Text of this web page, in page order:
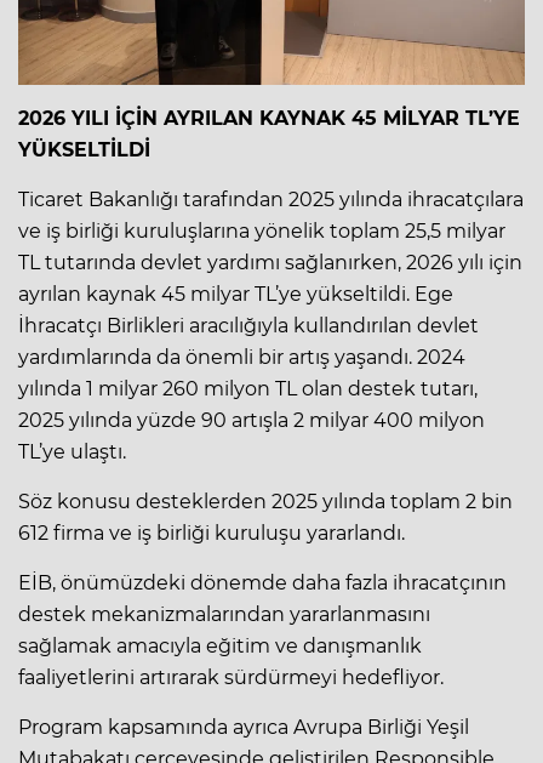
2026 YILI İÇİN AYRILAN KAYNAK 45 MİLYAR TL’YE
YÜKSELTİLDİ
Ticaret Bakanlığı tarafından 2025 yılında ihracatçılara
ve iş birliği kuruluşlarına yönelik toplam 25,5 milyar
TL tutarında devlet yardımı sağlanırken, 2026 yılı için
ayrılan kaynak 45 milyar TL’ye yükseltildi. Ege
İhracatçı Birlikleri aracılığıyla kullandırılan devlet
yardımlarında da önemli bir artış yaşandı. 2024
yılında 1 milyar 260 milyon TL olan destek tutarı,
2025 yılında yüzde 90 artışla 2 milyar 400 milyon
TL’ye ulaştı.
Söz konusu desteklerden 2025 yılında toplam 2 bin
612 firma ve iş birliği kuruluşu yararlandı.
EİB, önümüzdeki dönemde daha fazla ihracatçının
destek mekanizmalarından yararlanmasını
sağlamak amacıyla eğitim ve danışmanlık
faaliyetlerini artırarak sürdürmeyi hedefliyor.
Program kapsamında ayrıca Avrupa Birliği Yeşil
Mutabakatı çerçevesinde geliştirilen Responsible